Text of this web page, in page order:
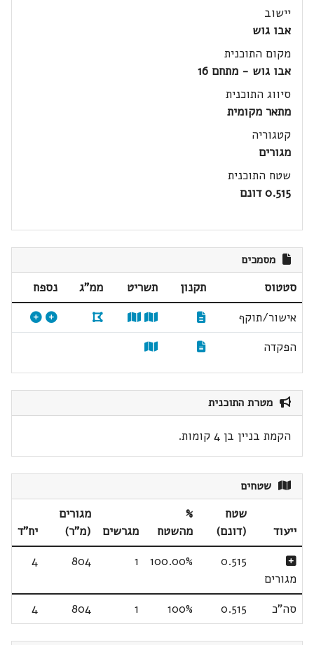
יישוב
אבו גוש
מקום התוכנית
אבו גוש - מתחם 16
סיווג התוכנית
מתאר מקומית
קטגוריה
מגורים
שטח התוכנית
0.515 דונם
מסמכים
סטטוס תקנון תשריט ממ"ג
נספח
אישור/תוקף
הפקדה
מטרת התוכנית
הקמת בניין בן 4 קומות.
שטחים
ייעוד
שטח
(דונם)
%
מהשטח
מגרשים
מגורים
(מ"ר)
יח"ד
מגורים
0.515
100.00%
1
804
4
סה"כ 0.515
100%
1
804
4